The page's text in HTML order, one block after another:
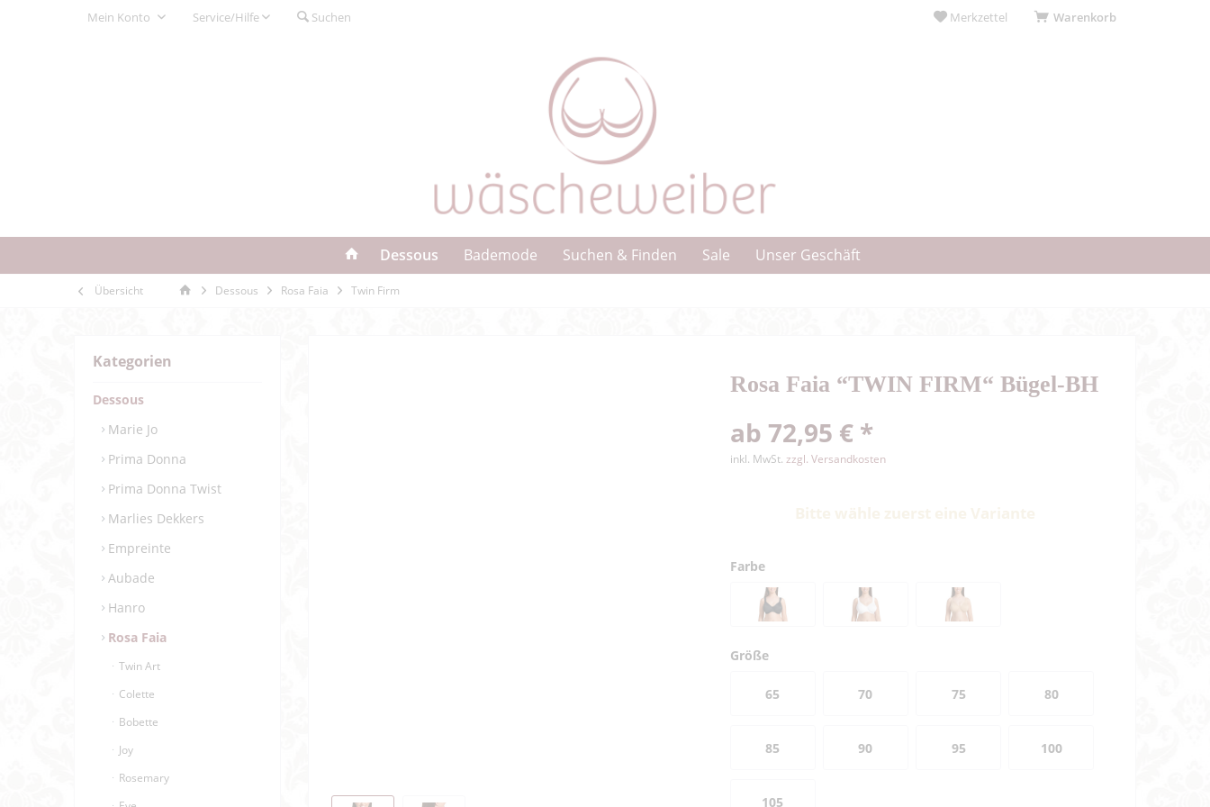
Warenkorb
Merkzettel
Mein Konto Service/Hilfe Suchen
Dessous Bademode Suchen & Finden Sale Unser Geschäft
Übersicht Dessous Rosa Faia Twin Firm
Kategorien
Dessous
Marie Jo
Prima Donna
Prima Donna Twist
Marlies Dekkers
Empreinte
Aubade
Hanro
Rosa Faia
Twin Art
Colette
Bobette
Joy
Rosemary
Rosa Faia “TWIN FIRM“ Bügel-BH
ab 72,95 € *
inkl. MwSt. zzgl. Versandkosten
Farbe
Größe
65 70 75 80
85 90 95 100
105